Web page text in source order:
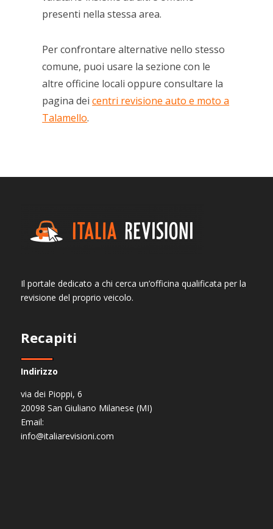
presenti nella stessa area.
Per confrontare alternative nello stesso
comune, puoi usare la sezione con le
altre officine locali oppure consultare la
pagina deicentri revisione auto e moto a
Talamello.
Il portale dedicato a chi cerca un’officina qualificata per la
revisione del proprio veicolo.
Recapiti
Indirizzo
via dei Pioppi, 6
20098 San Giuliano Milanese (MI)
Email:
info@italiarevisioni.com